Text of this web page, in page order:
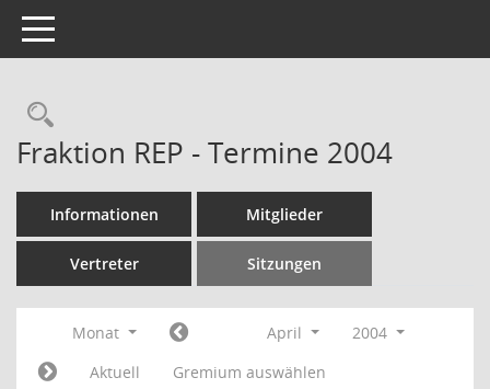
Toggle navigation
Rechercheauswahl
Fraktion REP - Termine 2004
Informationen Mitglieder
Vertreter Sitzungen
Monat April
2004
Aktuell
Gremium auswählen